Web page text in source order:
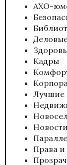
АХО-
Кадры
Лучшие
Права и